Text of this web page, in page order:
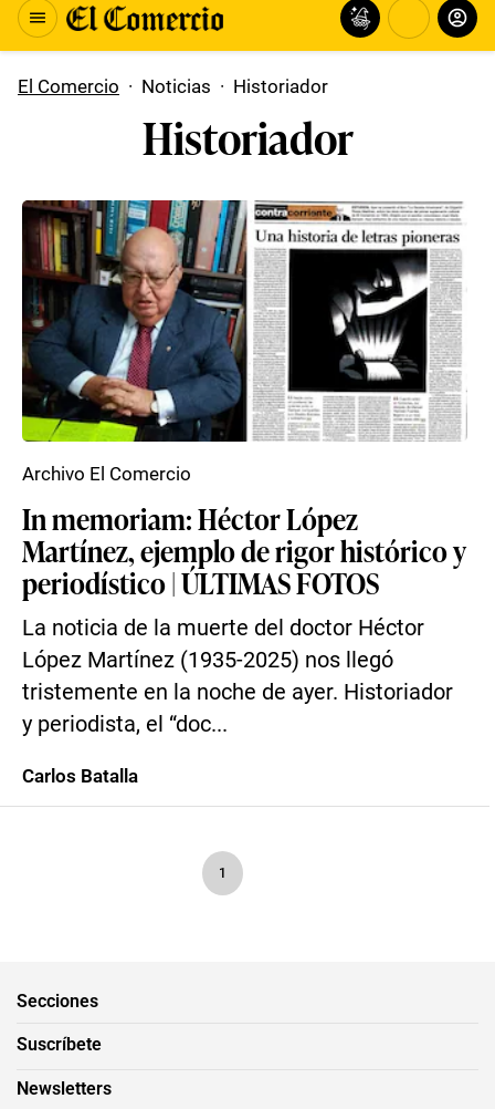
El Comercio · Noticias · Historiador
Historiador
In memoriam: Héctor López
Martínez, ejemplo de rigor histórico y
periodístico | ÚLTIMAS FOTOS
La noticia de la muerte del doctor Héctor
López Martínez (1935-2025) nos llegó
tristemente en la noche de ayer. Historiador
y periodista, el “doc...
Archivo El Comercio
Carlos Batalla
1
Secciones
Suscríbete
Newsletters